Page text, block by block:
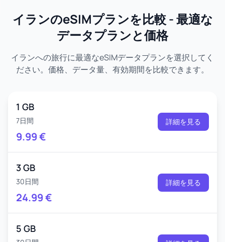
イランのeSIMプランを比較 - 最適な
データプランと価格
イランへの旅行に最適なeSIMデータプランを選択してく
ださい。価格、データ量、有効期間を比較できます。
1 GB
7日間
9.99€
詳細を見る
3 GB
30日間
24.99€
詳細を見る
5 GB